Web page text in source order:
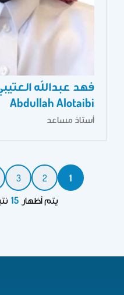
Abdullah Alotaibi
أستاذ مساعد
Pagination
Current
page
1 الصفحة
2
3
يتم أظهار 15